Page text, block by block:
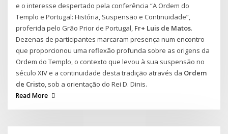
e o interesse despertado pela conferência “A Ordem do
Templo e Portugal: História, Suspensão e Continuidade”,
proferida pelo Grão Prior de Portugal, Fr+ Luis de Matos.
Dezenas de participantes marcaram presença num encontro
que proporcionou uma reflexão profunda sobre as origens da
Ordem do Templo, o contexto que levou à sua suspensão no
século XIV e a continuidade desta tradição através da Ordem
de Cristo, sob a orientação do Rei D. Dinis.
Read More